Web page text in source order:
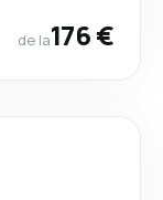
de la176 €